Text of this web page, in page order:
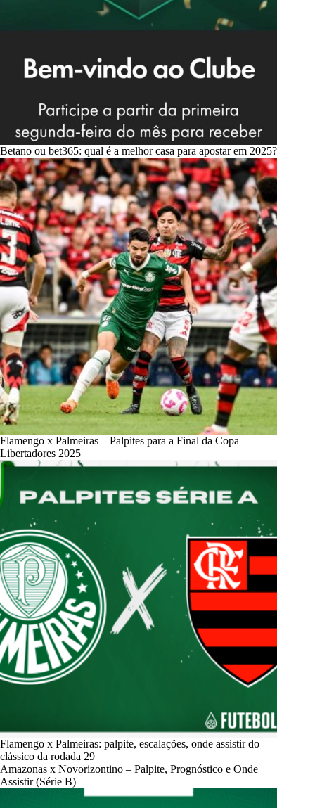
Betano ou bet365: qual é a melhor casa para apostar em 2025?
Flamengo x Palmeiras – Palpites para a Final da Copa
Libertadores 2025
Flamengo x Palmeiras: palpite, escalações, onde assistir do
clássico da rodada 29
Amazonas x Novorizontino – Palpite, Prognóstico e Onde
Assistir (Série B)